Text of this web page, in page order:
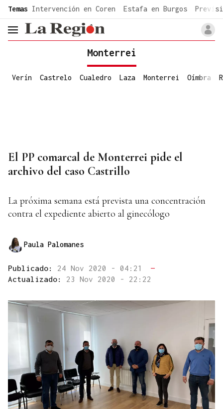
common.go-to-content
Temas Intervención en Coren Estafa en Burgos
header.menu.open
Monterrei
Verín Castrelo Cualedro Laza Monterrei Oímbra
El PP comarcal de Monterrei pide el
archivo del caso Castrillo
La próxima semana está prevista una concentración
contra el expediente abierto al ginecólogo
Paula Palomanes
Publicado: 24 Nov 2020 - 04:21
—
Actualizado: 23 Nov 2020 - 22:22